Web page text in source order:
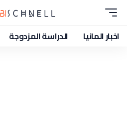
اخبار المانيا الدراسة المزدوجة